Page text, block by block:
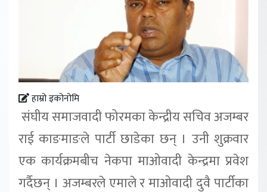
हाम्रो इकोनोमि
संघीय समाजवादी फोरमका केन्द्रीय सचिव अजम्बर
राई काङमाङले पार्टी छाडेका छन् । उनी शुक्रवार
एक कार्यक्रमबीच नेकपा माओवादी केन्द्रमा प्रवेश
गर्दैछन् । अजम्बरले एमाले र माओवादी दुवै पार्टीका